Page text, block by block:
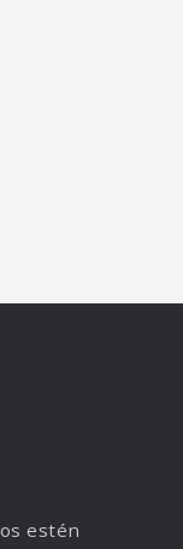
estén